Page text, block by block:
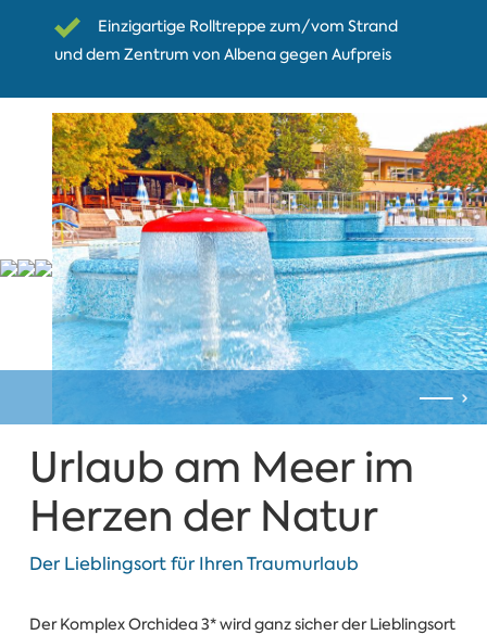
Einzigartige Rolltreppe zum/vom Strand
und dem Zentrum von Albena gegen Aufpreis
Urlaub am Meer im
Herzen der Natur
Der Lieblingsort für Ihren Traumurlaub
Der Komplex Orchidea 3* wird ganz sicher der Lieblingsort